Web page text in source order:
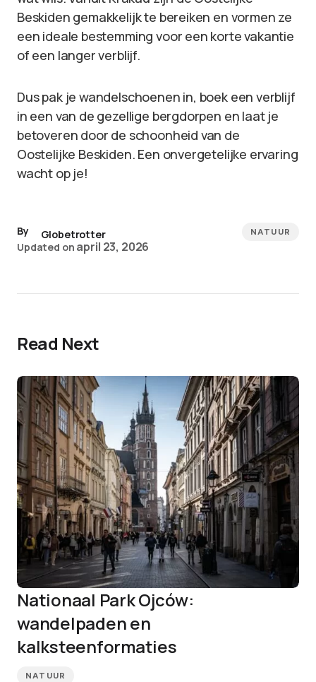
Beskiden gemakkelijk te bereiken en vormen ze
een ideale bestemming voor een korte vakantie
of een langer verblijf.
Dus pak je wandelschoenen in, boek een verblijf
in een van de gezellige bergdorpen en laat je
betoveren door de schoonheid van de
Oostelijke Beskiden. Een onvergetelijke ervaring
wacht op je!
By
Globetrotter
Updated on april 23, 2026
NATUUR
Read Next
Nationaal Park Ojców:
wandelpaden en
kalksteenformaties
NATUUR